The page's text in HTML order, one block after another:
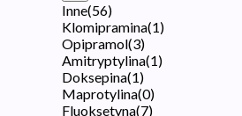
Inne(56)
Klomipramina(1)
Opipramol(3)
Amitryptylina(1)
Doksepina(1)
Maprotylina(0)
Fluoksetyna(7)